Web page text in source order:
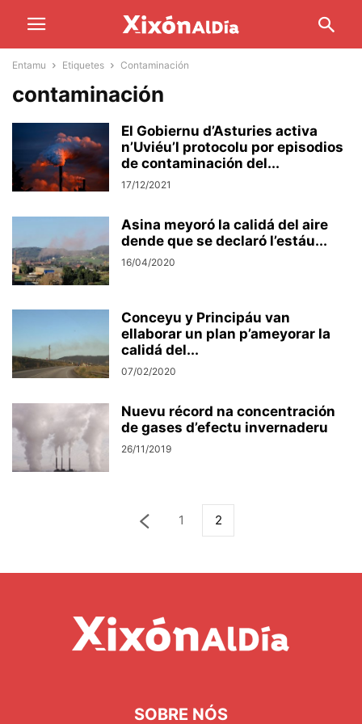
Entamu Etiquetes Contaminación
contaminación
El Gobiernu d’Asturies activa
n’Uviéu’l protocolu por episodios
de contaminación del...
17/12/2021
Asina meyoró la calidá del aire
dende que se declaró l’estáu...
16/04/2020
Conceyu y Principáu van
ellaborar un plan p’ameyorar la
calidá del...
07/02/2020
Nuevu récord na concentración
de gases d’efectu invernaderu
26/11/2019
1 2
SOBRE NÓS